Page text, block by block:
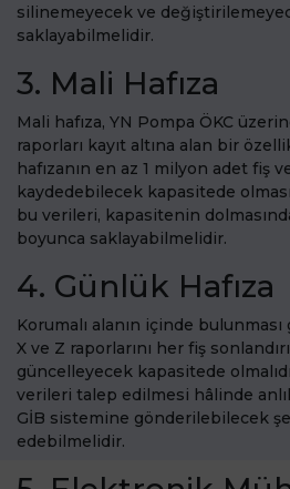
silinemeyecek ve
saklayabilmelidir.
3. Mali Hafıza
Mali hafıza, YN Pompa ÖKC
raporları kayıt altına alan bir
hafızanın en az 1 milyon adet fiş
kaydedebilecek kapasitede
bu verileri, kapasitenin
boyunca saklayabilmelidir.
4. Günlük Hafıza
Korumalı alanın içinde
X ve Z raporlarını her fiş
güncelleyecek kapasitede
verileri talep edilmesi hâlinde
GİB sistemine gönderilebilecek
edebilmelidir.